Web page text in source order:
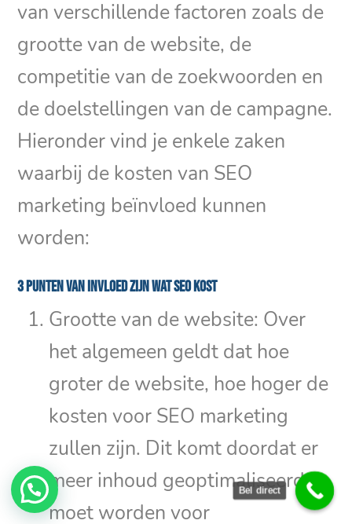
van verschillende factoren zoals de
grootte van de website, de
competitie van de zoekwoorden en
de doelstellingen van de campagne.
Hieronder vind je enkele zaken
waarbij de kosten van SEO
marketing beïnvloed kunnen
worden:
3 punten van invloed zijn wat SEO kost
Grootte van de website: Over
het algemeen geldt dat hoe
groter de website, hoe hoger de
kosten voor SEO marketing
zullen zijn. Dit komt doordat er
meer inhoud geoptimaliseerd
moet worden voor
Bel direct